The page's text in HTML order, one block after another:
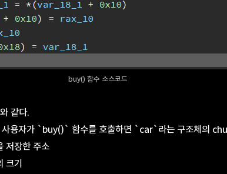
buy() 함수 소스코드
같다.
자가 `buy()` 함수를 호출하면 `car`라는 구조체의
저장한 주소
기